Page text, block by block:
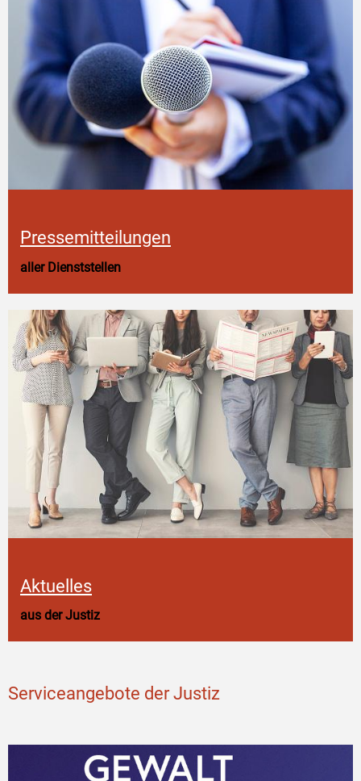
Pressemitteilungen
aller Dienststellen
Aktuelles
aus der Justiz
Serviceangebote der Justiz